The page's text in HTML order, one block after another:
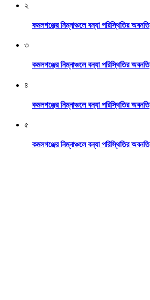
২
কমলগঞ্জের নিম্নাঞ্চলে বন্যা পরিস্থিতির অবনতি
৩
কমলগঞ্জের নিম্নাঞ্চলে বন্যা পরিস্থিতির অবনতি
৪
কমলগঞ্জের নিম্নাঞ্চলে বন্যা পরিস্থিতির অবনতি
৫
কমলগঞ্জের নিম্নাঞ্চলে বন্যা পরিস্থিতির অবনতি